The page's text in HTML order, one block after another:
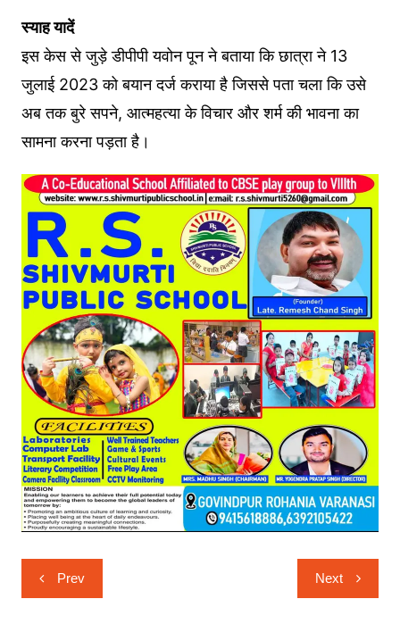
स्याह यादें
इस केस से जुड़े डीपीपी यवोन पून ने बताया कि छात्रा ने 13
जुलाई 2023 को बयान दर्ज कराया है जिससे पता चला कि उसे
अब तक बुरे सपने, आत्महत्या के विचार और शर्म की भावना का
सामना करना पड़ता है।
Post
navigation
Prev Next